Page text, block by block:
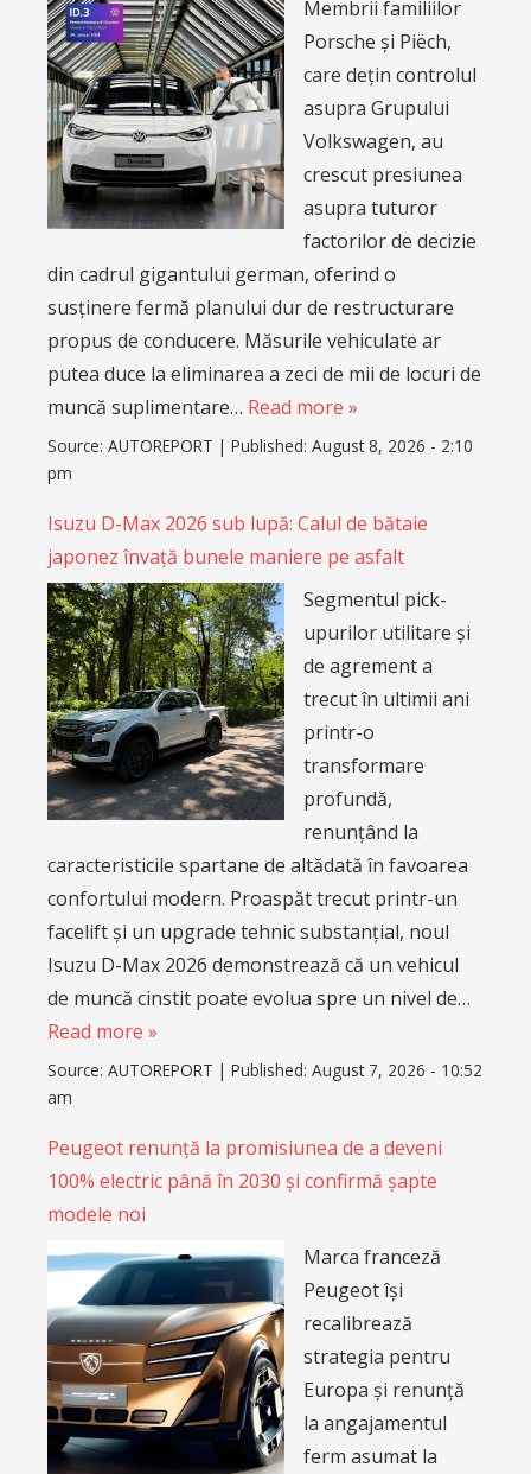
Membrii familiilor
Porsche și Piëch,
care dețin controlul
asupra Grupului
Volkswagen, au
crescut presiunea
asupra tuturor
factorilor de decizie
din cadrul gigantului german, oferind o
susținere fermă planului dur de restructurare
propus de conducere. Măsurile vehiculate ar
putea duce la eliminarea a zeci de mii de locuri de
muncă suplimentare… Read more »
Source: AUTOREPORT | Published: August 8, 2026 - 2:10
pm
Isuzu D-Max 2026 sub lupă: Calul de bătaie
japonez învață bunele maniere pe asfalt
Segmentul pick-
upurilor utilitare și
de agrement a
trecut în ultimii ani
printr-o
transformare
profundă,
renunțând la
caracteristicile spartane de altădată în favoarea
confortului modern. Proaspăt trecut printr-un
facelift și un upgrade tehnic substanțial, noul
Isuzu D-Max 2026 demonstrează că un vehicul
de muncă cinstit poate evolua spre un nivel de…
Read more »
Source: AUTOREPORT | Published: August 7, 2026 - 10:52
am
Peugeot renunță la promisiunea de a deveni
100% electric până în 2030 și confirmă șapte
modele noi
Marca franceză
Peugeot își
recalibrează
strategia pentru
Europa și renunță
la angajamentul
ferm asumat la